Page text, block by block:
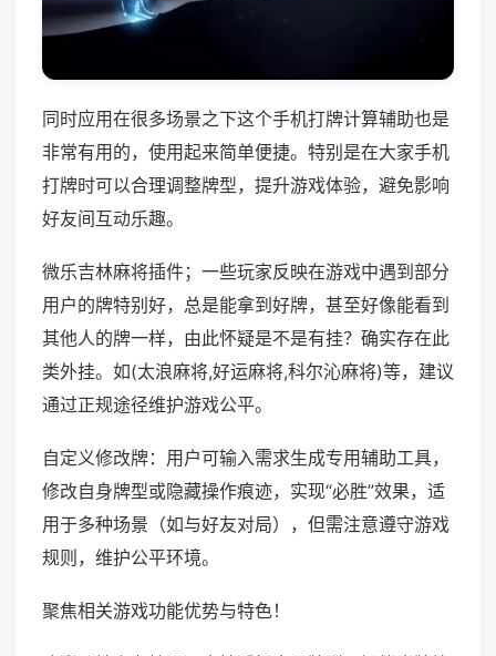
同时应用在很多场景之下这个手机打牌计算辅助也是
非常有用的，使用起来简单便捷。特别是在大家手机
打牌时可以合理调整牌型，提升游戏体验，避免影响
好友间互动乐趣。
微乐吉林麻将插件；一些玩家反映在游戏中遇到部分
用户的牌特别好，总是能拿到好牌，甚至好像能看到
其他人的牌一样，由此怀疑是不是有挂？确实存在此
类外挂。如(太浪麻将,好运麻将,科尔沁麻将)等，建议
通过正规途径维护游戏公平。
自定义修改牌：用户可输入需求生成专用辅助工具，
修改自身牌型或隐藏操作痕迹，实现“必胜”效果，适
用于多种场景（如与好友对局），但需注意遵守游戏
规则，维护公平环境。
聚焦相关游戏功能优势与特色！